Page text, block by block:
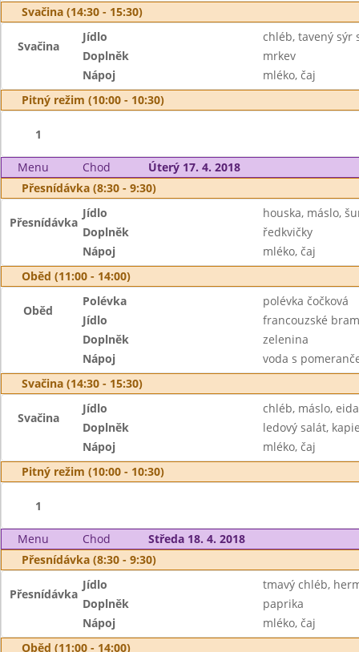
Svačina (14:30 - 15:30)
Svačina
Jídlo
chléb, tavený sýr
Doplněk
mrkev
Nápoj
mléko, čaj
Pitný režim (10:00 - 10:30)
1
Menu Chod
Úterý 17. 4. 2018
Přesnídávka (8:30 - 9:30)
Přesnídávka
Jídlo
houska, máslo,
Doplněk
ředkvičky
Nápoj
mléko, čaj
Oběd (11:00 - 14:00)
Oběd
Polévka
polévka čočková
Jídlo
francouzské
Doplněk
zelenina
Nápoj
voda s
Svačina (14:30 - 15:30)
Svačina
Jídlo
chléb, máslo,
Doplněk
ledový salát,
Nápoj
mléko, čaj
Pitný režim (10:00 - 10:30)
1
Menu Chod
Středa 18. 4. 2018
Přesnídávka (8:30 - 9:30)
Přesnídávka
Jídlo
tmavý chléb,
Doplněk
paprika
Nápoj
mléko, čaj
Oběd (11:00 - 14:00)